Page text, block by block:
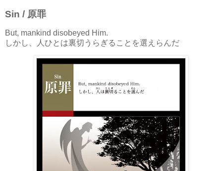
Sin / 原罪
But, mankind disobeyed Him.
しかし、人ひとは裏切うらぎることを選えらんだ